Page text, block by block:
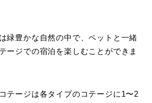
緑豊かな自然の中で、ペットと一緒
ージでの宿泊を楽しむことができま
テージは各タイプのコテージに1〜2